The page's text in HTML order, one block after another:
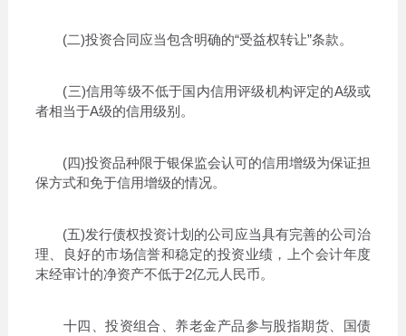
(二)投资合同应当包含明确的“受益权转让”条款。
(三)信用等级不低于国内信用评级机构评定的A级或
者相当于A级的信用级别。
(四)投资品种限于银保监会认可的信用增级为保证担
保方式和免于信用增级的情况。
(五)发行债权投资计划的公司应当具有完善的公司治
理、良好的市场信誉和稳定的投资业绩，上个会计年度
末经审计的净资产不低于2亿元人民币。
十四、投资组合、养老金产品参与股指期货、国债